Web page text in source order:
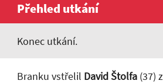
Přehled utkání
Konec utkání.
Branku vstřelil David Štolfa(37)